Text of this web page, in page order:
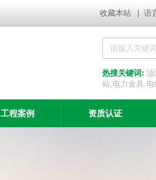
收藏本站 | 语
热搜关键词: 油
站,电力金具,
工程案例 资质认证